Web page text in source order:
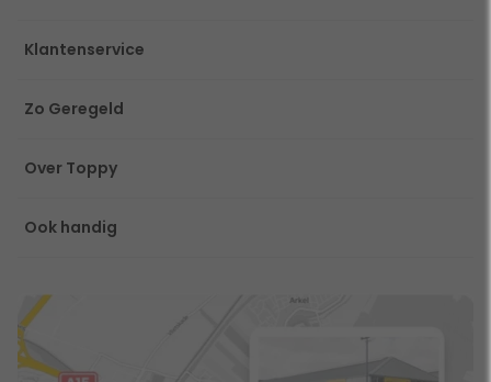
Klantenservice
Zo Geregeld
Over Toppy
Ook handig